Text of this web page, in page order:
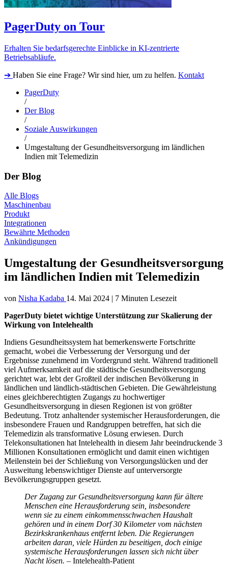
PagerDuty on Tour
Erhalten Sie bedarfsgerechte Einblicke in KI-zentrierte
Betriebsabläufe.
➔ Haben Sie eine Frage? Wir sind hier, um zu helfen. Kontakt
PagerDuty
/
Der Blog
/
Soziale Auswirkungen
/
Umgestaltung der Gesundheitsversorgung im ländlichen
Indien mit Telemedizin
Der Blog
Alle Blogs
Maschinenbau
Produkt
Integrationen
Bewährte Methoden
Ankündigungen
Umgestaltung der Gesundheitsversorgung
im ländlichen Indien mit Telemedizin
von Nisha Kadaba 14. Mai 2024 | 7 Minuten Lesezeit
PagerDuty bietet wichtige Unterstützung zur Skalierung der
Wirkung von Intelehealth
Indiens Gesundheitssystem hat bemerkenswerte Fortschritte
gemacht, wobei die Verbesserung der Versorgung und der
Ergebnisse zunehmend im Vordergrund steht. Während traditionell
viel Aufmerksamkeit auf die städtische Gesundheitsversorgung
gerichtet war, lebt der Großteil der indischen Bevölkerung in
ländlichen und ländlich-städtischen Gebieten. Die Gewährleistung
eines gleichberechtigten Zugangs zu hochwertiger
Gesundheitsversorgung in diesen Regionen ist von größter
Bedeutung. Trotz anhaltender systemischer Herausforderungen, die
insbesondere Frauen und Randgruppen betreffen, hat sich die
Telemedizin als transformative Lösung erwiesen. Durch
Telekonsultationen hat Intelehealth in diesem Jahr beeindruckende 3
Millionen Konsultationen ermöglicht und damit einen wichtigen
Meilenstein bei der Schließung von Versorgungslücken und der
Ausweitung lebenswichtiger Dienste auf unterversorgte
Bevölkerungsgruppen gesetzt.
Der Zugang zur Gesundheitsversorgung kann für ältere
Menschen eine Herausforderung sein, insbesondere
wenn sie zu einem einkommensschwachen Haushalt
gehören und in einem Dorf 30 Kilometer vom nächsten
Bezirkskrankenhaus entfernt leben. Die Regierungen
arbeiten daran, viele Hürden zu beseitigen, doch einige
systemische Herausforderungen lassen sich nicht über
Nacht lösen. – Intelehealth-Patient